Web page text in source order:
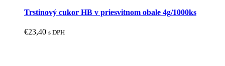
Trstinový cukor HB v priesvitnom obale 4g/1000ks
€23,40 s DPH